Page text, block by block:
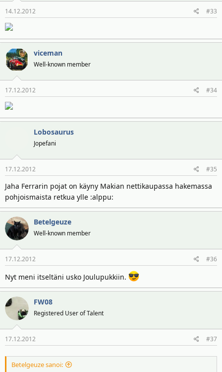
14.12.2012 #33
viceman
Well-known member
17.12.2012 #34
Lobosaurus
Jopefani
17.12.2012 #35
Jaha Ferrarin pojat on käyny Makian nettikaupassa hakemassa
pohjoismaista retkua ylle :alppu:
Betelgeuze
Well-known member
17.12.2012 #36
Nyt meni itseltäni usko Joulupukkiin.
FW08
Registered User of Talent
17.12.2012 #37
Betelgeuze sanoi: